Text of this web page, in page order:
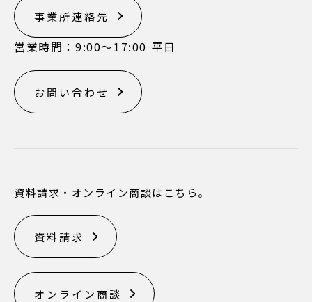
事業所連絡先
営業時間：9:00〜17:00 平日
お問い合わせ
資料請求・オンライン商談はこちら。
資料請求
オンライン商談